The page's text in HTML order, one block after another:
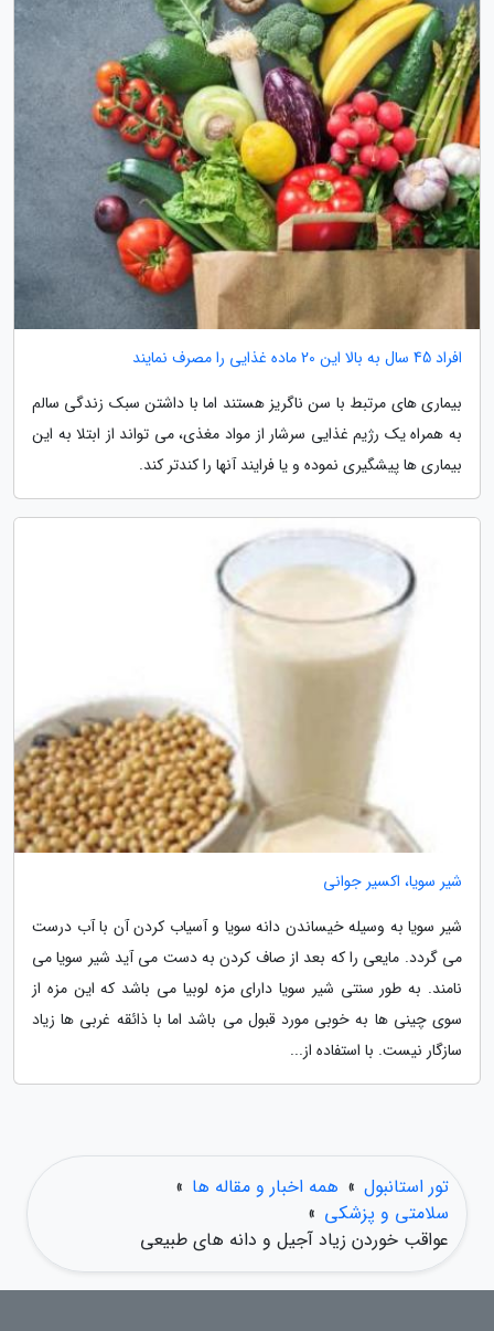
افراد 45 سال به بالا این 20 ماده غذایی را مصرف نمایند
بیماری های مرتبط با سن ناگریز هستند اما با داشتن سبک زندگی سالم
به همراه یک رژیم غذایی سرشار از مواد مغذی، می تواند از ابتلا به این
بیماری ها پیشگیری نموده و یا فرایند آنها را کندتر کند.
شیر سویا، اکسیر جوانی
شیر سویا به وسیله خیساندن دانه سویا و آسیاب کردن آن با آب درست
می گردد. مایعی را که بعد از صاف کردن به دست می آید شیر سویا می
نامند. به طور سنتی شیر سویا دارای مزه لوبیا می باشد که این مزه از
سوی چینی ها به خوبی مورد قبول می باشد اما با ذائقه غربی ها زیاد
سازگار نیست. با استفاده از...
تور استانبول » همه اخبار و مقاله ها »
سلامتی و پزشکی »
عواقب خوردن زیاد آجیل و دانه های طبیعی